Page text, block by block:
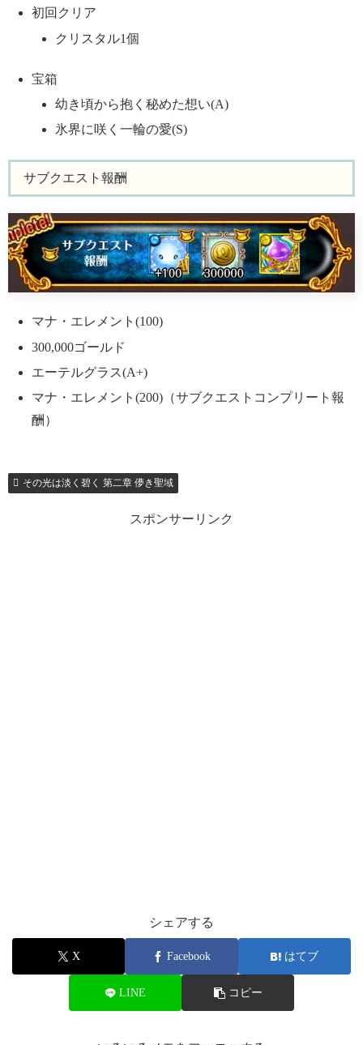
初回クリア
クリスタル1個
宝箱
幼き頃から抱く秘めた想い(A)
氷界に咲く一輪の愛(S)
サブクエスト報酬
マナ・エレメント(100)
300,000ゴールド
エーテルグラス(A+)
マナ・エレメント(200)（サブクエストコンプリート報
酬）
その光は淡く碧く 第二章 儚き聖域
スポンサーリンク
シェアする
X Facebook はてブ
LINE コピー